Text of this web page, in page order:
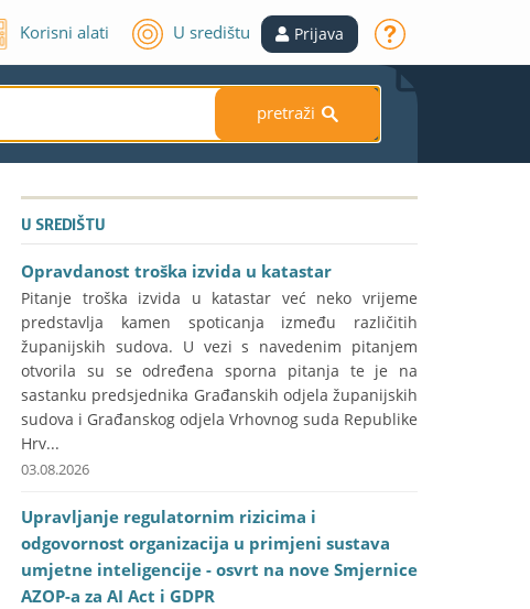
Korisni alati U središtu Prijava
pretraži S
U SREDIŠTU
Opravdanost troška izvida u katastar
Pitanje troška izvida u katastar već neko vrijeme
predstavlja kamen spoticanja između različitih
županijskih sudova. U vezi s navedenim pitanjem
otvorila su se određena sporna pitanja te je na
sastanku predsjednika Građanskih odjela županijskih
sudova i Građanskog odjela Vrhovnog suda Republike
Hrv...
03.08.2026
Upravljanje regulatornim rizicima i
odgovornost organizacija u primjeni sustava
umjetne inteligencije - osvrt na nove Smjernice
AZOP-a za AI Act i GDPR